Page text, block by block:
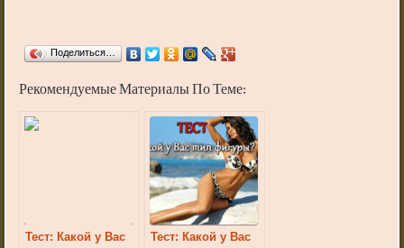
Поделиться…
Рекомендуемые Материалы По Теме:
Тест: Какой у Вас
Тест: Какой у Вас